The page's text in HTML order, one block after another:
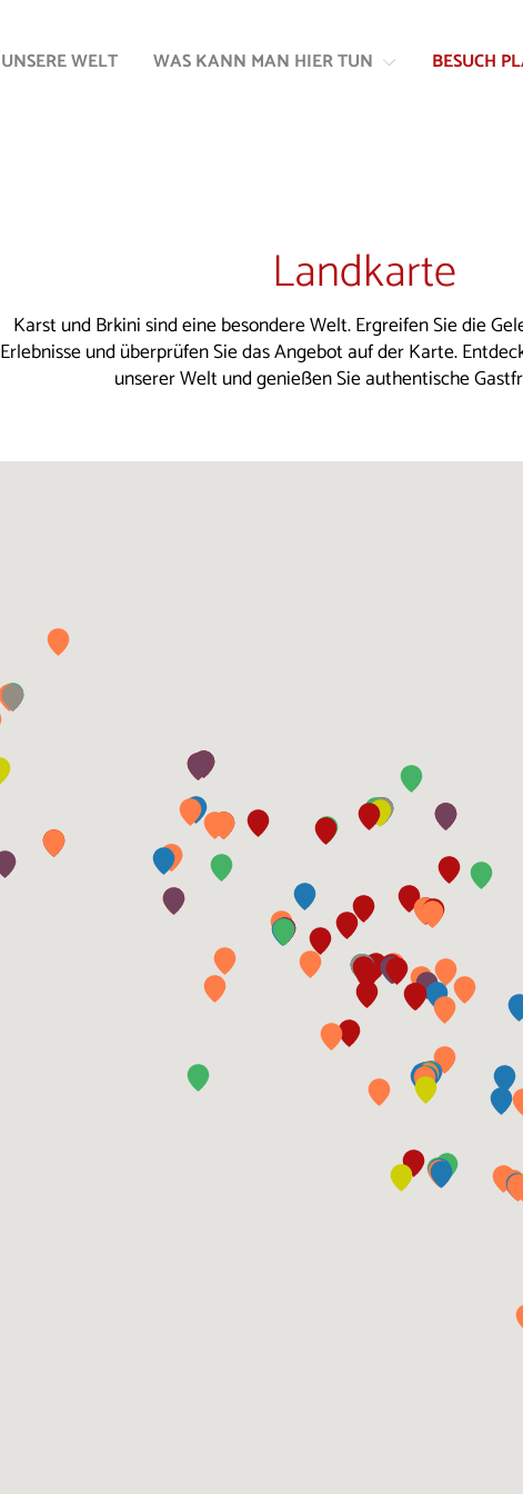
Inhalt
Navigation
UNSERE WELT WAS KANN MAN HIER TUN BESUCH
Landkarte
Karst und Brkini sind eine besondere Welt. Ergreifen Sie die
Erlebnisse und überprüfen Sie das Angebot auf der Karte.
unserer Welt und genießen Sie authentische